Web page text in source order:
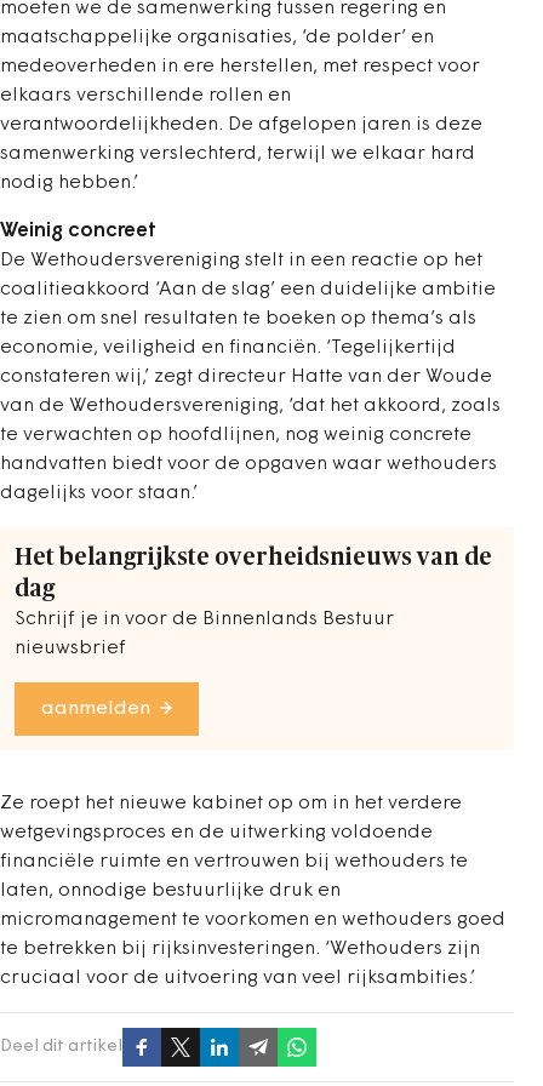
moeten we de samenwerking tussen regering en
maatschappelijke organisaties, ‘de polder’ en
medeoverheden in ere herstellen, met respect voor
elkaars verschillende rollen en
verantwoordelijkheden. De afgelopen jaren is deze
samenwerking verslechterd, terwijl we elkaar hard
nodig hebben.’
Weinig concreet
De Wethoudersvereniging stelt in een reactie op het
coalitieakkoord ‘Aan de slag’ een duidelijke ambitie
te zien om snel resultaten te boeken op thema’s als
economie, veiligheid en financiën. ‘Tegelijkertijd
constateren wij,’ zegt directeur Hatte van der Woude
van de Wethoudersvereniging, ‘dat het akkoord, zoals
te verwachten op hoofdlijnen, nog weinig concrete
handvatten biedt voor de opgaven waar wethouders
dagelijks voor staan.’
Het belangrijkste overheidsnieuws van de
dag
Schrijf je in voor de Binnenlands Bestuur
nieuwsbrief
aanmelden
Ze roept het nieuwe kabinet op om in het verdere
wetgevingsproces en de uitwerking voldoende
financiële ruimte en vertrouwen bij wethouders te
laten, onnodige bestuurlijke druk en
micromanagement te voorkomen en wethouders goed
te betrekken bij rijksinvesteringen. ‘Wethouders zijn
cruciaal voor de uitvoering van veel rijksambities.’
Deel dit artikel